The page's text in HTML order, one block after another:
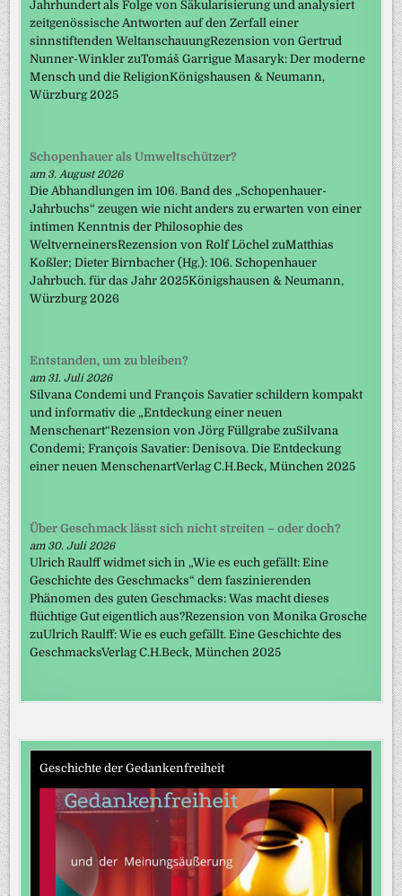
Jahrhundert als Folge von Säkularisierung und analysiert
zeitgenössische Antworten auf den Zerfall einer
sinnstiftenden WeltanschauungRezension von Gertrud
Nunner-Winkler zuTomáš Garrigue Masaryk: Der moderne
Mensch und die ReligionKönigshausen & Neumann,
Würzburg 2025
Schopenhauer als Umweltschützer?
am 3. August 2026
Die Abhandlungen im 106. Band des „Schopenhauer-
Jahrbuchs“ zeugen wie nicht anders zu erwarten von einer
intimen Kenntnis der Philosophie des
WeltverneinersRezension von Rolf Löchel zuMatthias
Koßler; Dieter Birnbacher (Hg.): 106. Schopenhauer
Jahrbuch. für das Jahr 2025Königshausen & Neumann,
Würzburg 2026
Entstanden, um zu bleiben?
am 31. Juli 2026
Silvana Condemi und François Savatier schildern kompakt
und informativ die „Entdeckung einer neuen
Menschenart“Rezension von Jörg Füllgrabe zuSilvana
Condemi; François Savatier: Denisova. Die Entdeckung
einer neuen MenschenartVerlag C.H.Beck, München 2025
Über Geschmack lässt sich nicht streiten – oder doch?
am 30. Juli 2026
Ulrich Raulff widmet sich in „Wie es euch gefällt: Eine
Geschichte des Geschmacks“ dem faszinierenden
Phänomen des guten Geschmacks: Was macht dieses
flüchtige Gut eigentlich aus?Rezension von Monika Grosche
zuUlrich Raulff: Wie es euch gefällt. Eine Geschichte des
GeschmacksVerlag C.H.Beck, München 2025
Geschichte der Gedankenfreiheit